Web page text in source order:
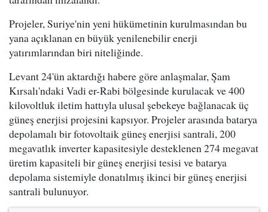
Projeler, Suriye'nin yeni hükümetinin kurulmasından bu
yana açıklanan en büyük yenilenebilir enerji
yatırımlarından biri niteliğinde.
Levant 24'ün aktardığı habere göre anlaşmalar, Şam
Kırsalı'ndaki Vadi er-Rabi bölgesinde kurulacak ve 400
kilovoltluk iletim hattıyla ulusal şebekeye bağlanacak üç
güneş enerjisi projesini kapsıyor. Projeler arasında batarya
depolamalı bir fotovoltaik güneş enerjisi santrali, 200
megavatlık inverter kapasitesiyle desteklenen 274 megavat
üretim kapasiteli bir güneş enerjisi tesisi ve batarya
depolama sistemiyle donatılmış ikinci bir güneş enerjisi
santrali bulunuyor.